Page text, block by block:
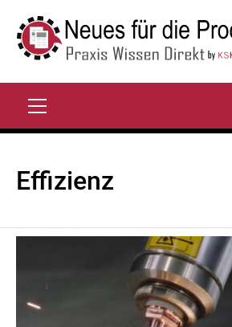
Inhalt
springen
NEUES FÜR DIE
PRODUKTION
Effizienz